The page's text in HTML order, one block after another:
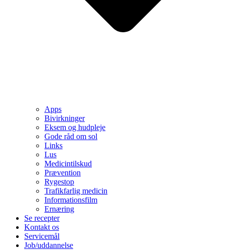
Apps
Bivirkninger
Eksem og hudpleje
Gode råd om sol
Links
Lus
Medicintilskud
Prævention
Rygestop
Trafikfarlig medicin
Informationsfilm
Ernæring
Se recepter
Kontakt os
Servicemål
Job/uddannelse